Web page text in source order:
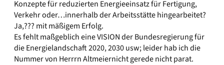
Konzepte für reduzierten Energieeinsatz für Fertigung,
Verkehr oder…innerhalb der Arbeitsstätte hingearbeitet?
Ja,??? mit mäßigem Erfolg.
Es fehlt maßgeblich eine VISION der Bundesregierung für
die Energielandschaft 2020, 2030 usw; leider hab ich die
Nummer von Herrrn Altmeiernicht gerede nicht parat.